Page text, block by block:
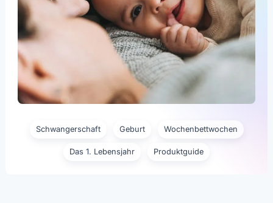
Schwangerschaft Geburt Wochenbettwochen
Das 1. Lebensjahr Produktguide